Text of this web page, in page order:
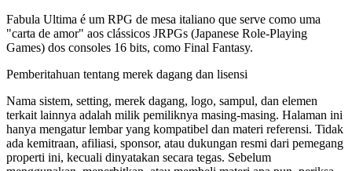
Fabula Ultima é um RPG de mesa italiano que serve como uma
"carta de amor" aos clássicos JRPGs (Japanese Role-Playing
Games) dos consoles 16 bits, como Final Fantasy.
Pemberitahuan tentang merek dagang dan lisensi
Nama sistem, setting, merek dagang, logo, sampul, dan elemen
terkait lainnya adalah milik pemiliknya masing-masing. Halaman ini
hanya mengatur lembar yang kompatibel dan materi referensi. Tidak
ada kemitraan, afiliasi, sponsor, atau dukungan resmi dari pemegang
properti ini, kecuali dinyatakan secara tegas. Sebelum